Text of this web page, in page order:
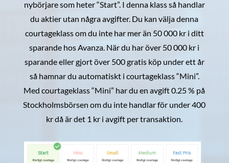
nybörjare som heter “Start”. I denna klass så handlar
du aktier utan några avgifter. Du kan välja denna
courtageklass om du inte har mer än 50 000 kr i ditt
sparande hos Avanza. När du har över 50 000 kr i
sparande eller gjort över 500 gratis köp under ett år
så hamnar du automatiskt i courtageklass “Mini”.
Med courtageklass “Mini” har du en avgift 0.25 % på
Stockholmsbörsen om du inte handlar för under 400
kr då är det 1 kr i avgift per transaktion.